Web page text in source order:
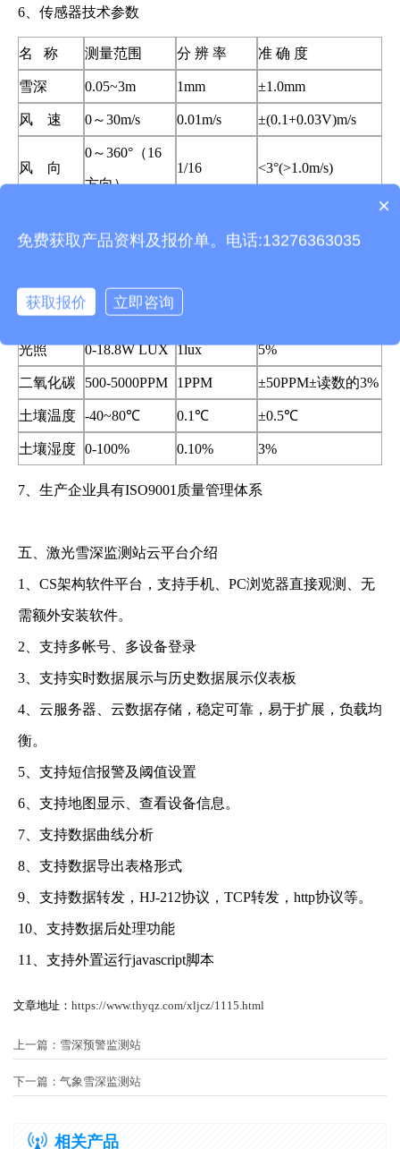
6、传感器技术参数
名 称 测量范围 分 辨 率 准 确 度
雪深 0.05~3m 1mm ±1.0mm
风 速 0～30m/s 0.01m/s ±(0.1+0.03V)m/s
风 向
0～360°（16
方向）
1/16 <3°(>1.0m/s)
空气湿度 0-100%RH 0.10% ±3%RH
雨量 ≦4mm/min 0.01mm
光照 0-18.8W LUX 1lux 5%
二氧化碳 500-5000PPM 1PPM ±50PPM±读数的3%
土壤温度 -40~80℃ 0.1℃ ±0.5℃
土壤湿度 0-100% 0.10% 3%
7、生产企业具有ISO9001质量管理体系
五、激光雪深监测站云平台介绍
1、CS架构软件平台，支持手机、PC浏览器直接观测、无
需额外安装软件。
2、支持多帐号、多设备登录
3、支持实时数据展示与历史数据展示仪表板
4、云服务器、云数据存储，稳定可靠，易于扩展，负载均
衡。
5、支持短信报警及阈值设置
6、支持地图显示、查看设备信息。
7、支持数据曲线分析
8、支持数据导出表格形式
9、支持数据转发，HJ-212协议，TCP转发，http协议等。
10、支持数据后处理功能
11、支持外置运行javascript脚本
文章地址： https://www.thyqz.com/xljcz/1115.html
上一篇： 雪深预警监测站
下一篇： 气象雪深监测站
相关产品
×
免费获取产品资料及报价单。电话:13276363035
获取报价 立即咨询